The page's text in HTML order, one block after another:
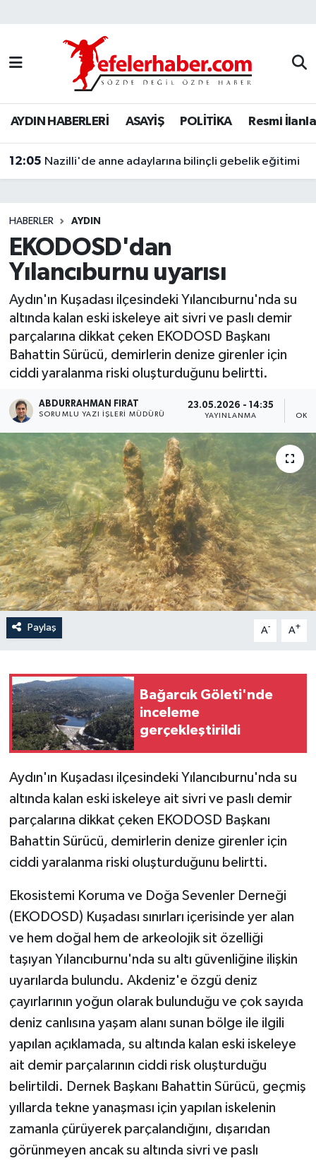
AYDIN HABERLERİ ASAYİŞ POLİTİKA Resmi
12:05 Nazilli'de anne adaylarına bilinçli gebelik eğitimi
HABERLER AYDIN
EKODOSD'dan
Yılancıburnu uyarısı
Aydın'ın Kuşadası ilçesindeki Yılancıburnu'nda su
altında kalan eski iskeleye ait sivri ve paslı demir
parçalarına dikkat çeken EKODOSD Başkanı
Bahattin Sürücü, demirlerin denize girenler için
ciddi yaralanma riski oluşturduğunu belirtti.
ABDURRAHMAN FIRAT
SORUMLU YAZI İŞLERI MÜDÜRÜ
23.05.2026 - 14:35
YAYINLANMA
Paylaş A- A+
Bağarcık Göleti'nde
inceleme
gerçekleştirildi
Aydın'ın Kuşadası ilçesindeki Yılancıburnu'nda su
altında kalan eski iskeleye ait sivri ve paslı demir
parçalarına dikkat çeken EKODOSD Başkanı
Bahattin Sürücü, demirlerin denize girenler için
ciddi yaralanma riski oluşturduğunu belirtti.
Ekosistemi Koruma ve Doğa Sevenler Derneği
(EKODOSD) Kuşadası sınırları içerisinde yer alan
ve hem doğal hem de arkeolojik sit özelliği
taşıyan Yılancıburnu'nda su altı güvenliğine ilişkin
uyarılarda bulundu. Akdeniz'e özgü deniz
çayırlarının yoğun olarak bulunduğu ve çok sayıda
deniz canlısına yaşam alanı sunan bölge ile ilgili
yapılan açıklamada, su altında kalan eski iskeleye
ait demir parçalarının ciddi risk oluşturduğu
belirtildi. Dernek Başkanı Bahattin Sürücü, geçmiş
yıllarda tekne yanaşması için yapılan iskelenin
zamanla çürüyerek parçalandığını, dışarıdan
görünmeyen ancak su altında sivri ve paslı
Nöbetçi Eczaneler
Hava Durumu
Aydin Namaz Vakitleri
Trafik Durumu
Son Dakika Haberleri
Haber Arşivi